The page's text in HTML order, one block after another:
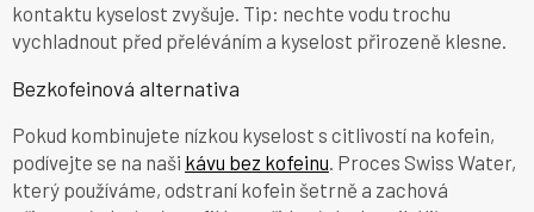
kontaktu kyselost zvyšuje. Tip: nechte vodu trochu
vychladnout před přeléváním a kyselost přirozeně klesne.
Bezkofeinová alternativa
Pokud kombinujete nízkou kyselost s citlivostí na kofein,
podívejte se na naši kávu bez kofeinu. Proces Swiss Water,
který používáme, odstraní kofein šetrně a zachová